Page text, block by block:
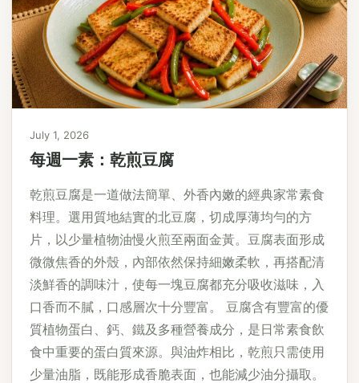
July 1, 2026
每週一素：乾煎豆腐
乾煎豆腐是一道做法簡單、外香內嫩的經典家常素食
料理。選用質地結實的北豆腐，切成厚薄均勻的方
片，以少量植物油慢火煎至兩面金黃。豆腐表面形成
微微焦香的外殼，內部依然保持細嫩柔軟，再搭配清
淡鮮香的調味汁，使每一塊豆腐都充分吸收滋味，入
口香而不膩，口感層次十分豐富。 豆腐含有豐富的優
質植物蛋白、鈣、鐵及多種營養成分，是日常素食飲
食中重要的蛋白質來源。與油炸相比，乾煎只需使用
少量油脂，既能形成香脆表面，也能減少油分攝取。